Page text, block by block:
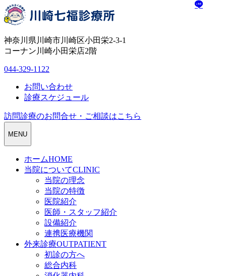
神奈川県川崎市川崎区小田栄2-3-1
コーナン川崎小田栄店2階
044-329-1122
お問い合わせ
診療スケジュール
訪問診療のお問合せ・ご相談はこちら
MENU
ホームHOME
当院についてCLINIC
当院の理念
当院の特徴
医院紹介
医師・スタッフ紹介
設備紹介
連携医療機関
外来診療OUTPATIENT
初診の方へ
総合内科